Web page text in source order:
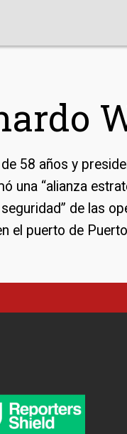
58 años y
una “alianza
seguridad” de las
el puerto de